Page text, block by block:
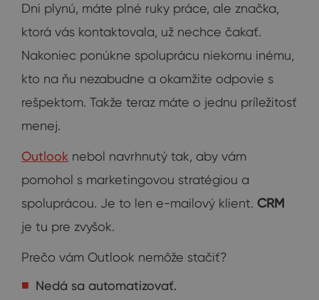
Dni plynú, máte plné ruky práce, ale značka,
ktorá vás kontaktovala, už nechce čakať.
Nakoniec ponúkne spoluprácu niekomu inému,
kto na ňu nezabudne a okamžite odpovie s
rešpektom. Takže teraz máte o jednu príležitosť
menej.
Outlook nebol navrhnutý tak, aby vám
pomohol s marketingovou stratégiou a
spoluprácou. Je to len e-mailový klient. CRM
je tu pre zvyšok.
Prečo vám Outlook nemôže stačiť?
Nedá sa automatizovať.